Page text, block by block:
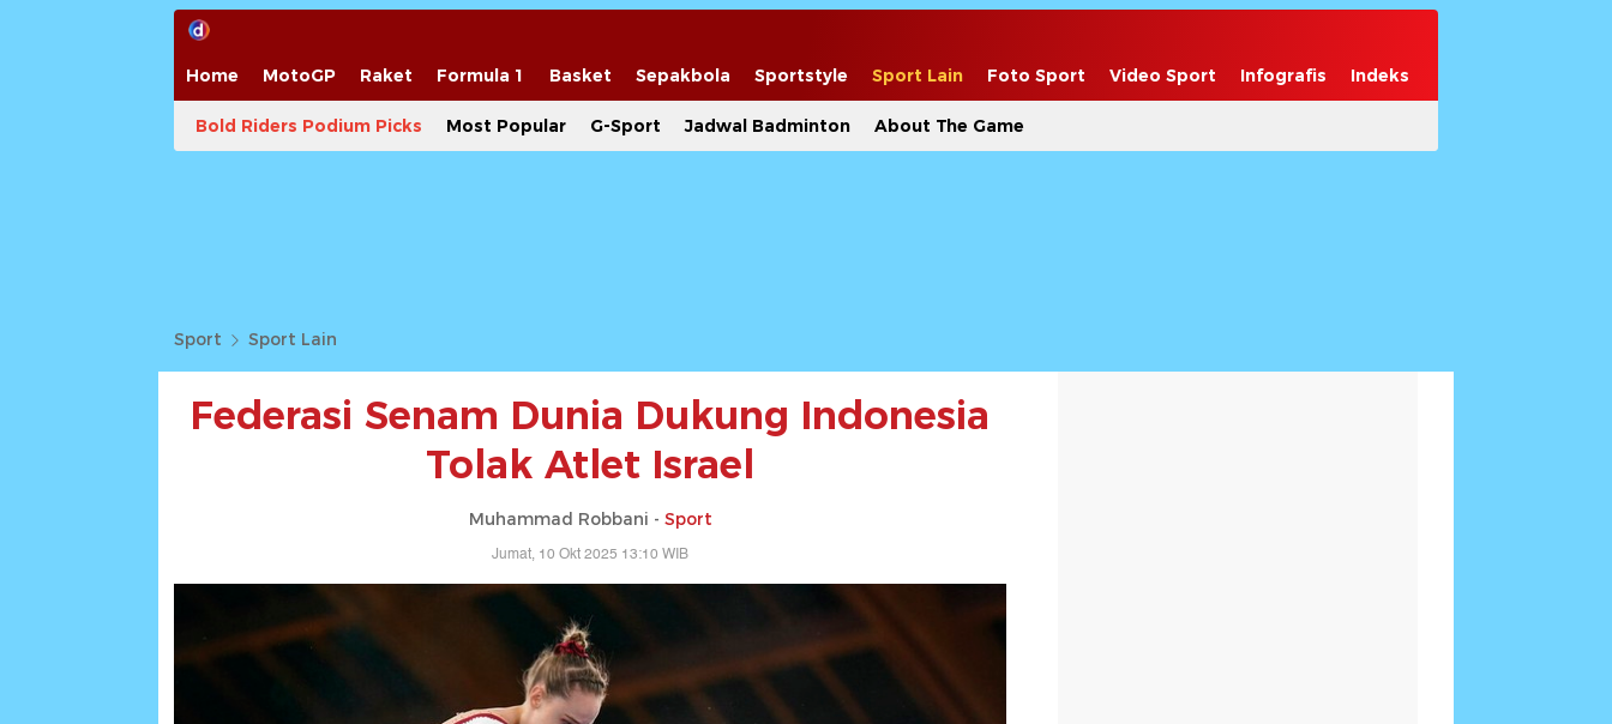
Home MotoGP Raket Formula 1 Basket Sepakbola Sportstyle Sport Lain Foto Sport Video Sport Infografis Indeks
Bold Riders Podium Picks Most Popular G-Sport Jadwal Badminton About The Game
Sport Sport Lain
Federasi Senam Dunia Dukung Indonesia
Tolak Atlet Israel
Muhammad Robbani - Sport
Jumat, 10 Okt 2025 13:10 WIB